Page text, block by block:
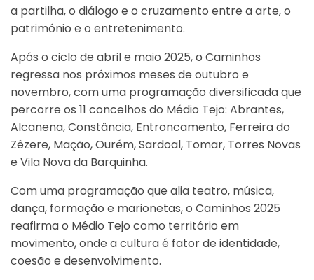
a partilha, o diálogo e o cruzamento entre a arte, o
património e o entretenimento.
Após o ciclo de abril e maio 2025, o Caminhos
regressa nos próximos meses de outubro e
novembro, com uma programação diversificada que
percorre os 11 concelhos do Médio Tejo: Abrantes,
Alcanena, Constância, Entroncamento, Ferreira do
Zêzere, Mação, Ourém, Sardoal, Tomar, Torres Novas
e Vila Nova da Barquinha.
Com uma programação que alia teatro, música,
dança, formação e marionetas, o Caminhos 2025
reafirma o Médio Tejo como território em
movimento, onde a cultura é fator de identidade,
coesão e desenvolvimento.